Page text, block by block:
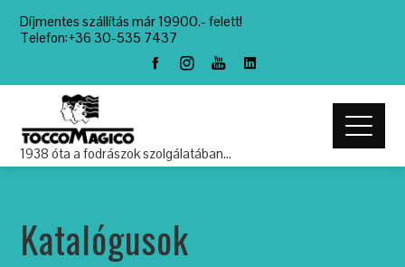
Díjmentes szállítás már 19900.- felett!
Telefon:+36 30-535 7437
1938 óta a fodrászok szolgálatában…
Katalógusok